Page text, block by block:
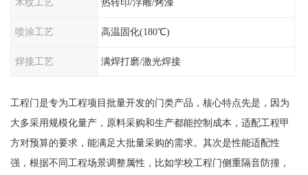
喷涂工艺 高温固化(180℃)
焊接工艺 满焊打磨/激光焊接
工程门是专为工程项目批量开发的门类产品，核心特点先是，因为
大多采用规模化量产，原料采购和生产都能控制成本，适配工程甲
方对预算的要求，能满足大批量采购的需求。其次是性能适配性
强，根据不同工程场景调整属性，比如学校工程门侧重隔音防撞，